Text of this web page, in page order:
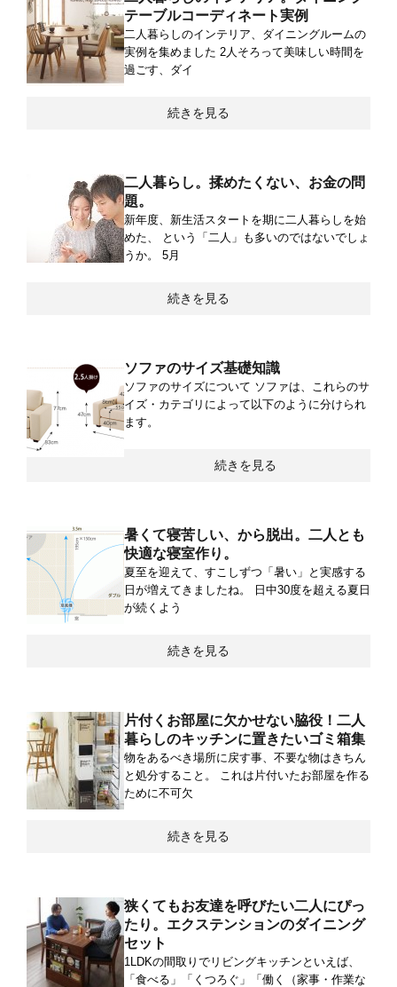
テーブルコーディネート実例
二人暮らしのインテリア、ダイニングルームの
実例を集めました 2人そろって美味しい時間を
過ごす、ダイ
続きを見る
二人暮らし。揉めたくない、お金の問
題。
新年度、新生活スタートを期に二人暮らしを始
めた、 という「二人」も多いのではないでしょ
うか。 5月
続きを見る
ソファのサイズ基礎知識
ソファのサイズについて ソファは、これらのサ
イズ・カテゴリによって以下のように分けられ
ます。
続きを見る
暑くて寝苦しい、から脱出。二人とも
快適な寝室作り。
夏至を迎えて、すこしずつ「暑い」と実感する
日が増えてきましたね。 日中30度を超える夏日
が続くよう
続きを見る
片付くお部屋に欠かせない脇役！二人
暮らしのキッチンに置きたいゴミ箱集
物をあるべき場所に戻す事、不要な物はきちん
と処分すること。 これは片付いたお部屋を作る
ために不可欠
続きを見る
狭くてもお友達を呼びたい二人にぴっ
たり。エクステンションのダイニング
セット
1LDKの間取りでリビングキッチンといえば、
「食べる」「くつろぐ」「働く（家事・作業な